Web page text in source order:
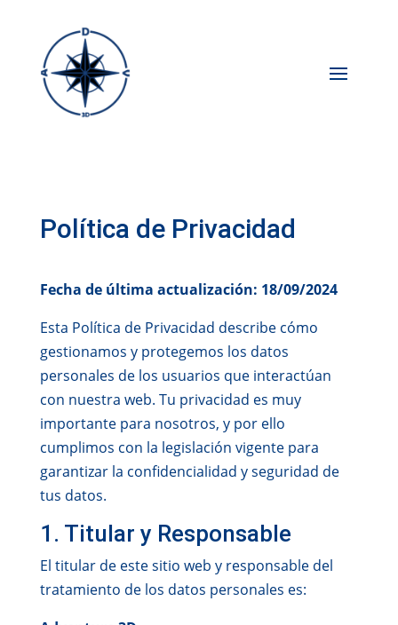
Política de Privacidad
Fecha de última actualización: 18/09/2024
Esta Política de Privacidad describe cómo
gestionamos y protegemos los datos
personales de los usuarios que interactúan
con nuestra web. Tu privacidad es muy
importante para nosotros, y por ello
cumplimos con la legislación vigente para
garantizar la confidencialidad y seguridad de
tus datos.
1. Titular y Responsable
El titular de este sitio web y responsable del
tratamiento de los datos personales es: